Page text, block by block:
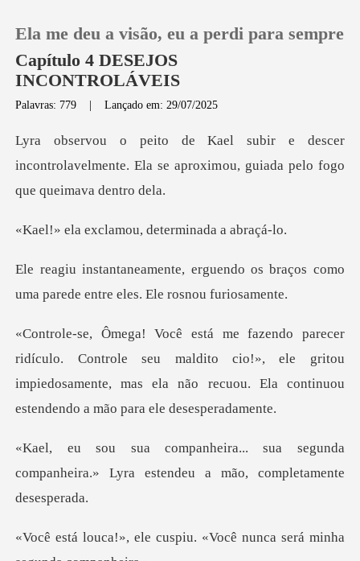
Loja
Ela me deu a visão, eu a perdi para sempre
Capítulo 4 DESEJOS
INCONTROLÁVEIS
Palavras: 779 |Lançado em: 29/07/2025
cer
incontrolavelmente. Ela se aproximou,
lamou, determin
endo os braços como
uma parede en
role seu maldito cio!», ele gritou
impiedosamente, mas ela não r
a segunda
companheira.» Lyra estend
uspiu. «Você nunca será m